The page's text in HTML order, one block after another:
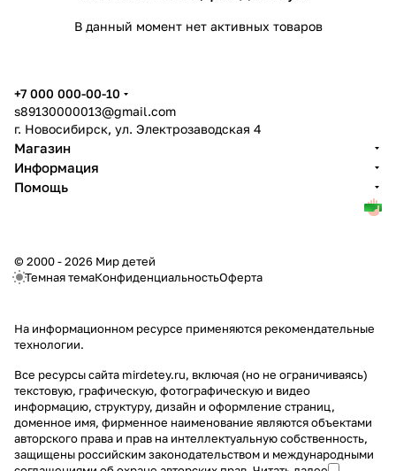
В данный момент нет активных товаров
+7 000 000-00-10
s89130000013@gmail.com
г. Новосибирск, ул. Электрозаводская 4
Магазин
Информация
Помощь
© 2000 - 2026 Мир детей
Темная темаКонфиденциальностьОферта
На информационном ресурсе применяются рекомендательные
технологии.
Все ресурсы сайта mirdetey.ru, включая (но не ограничиваясь)
текстовую, графическую, фотографическую и видео
информацию, структуру, дизайн и оформление страниц,
доменное имя, фирменное наименование являются объектами
авторского права и прав на интеллектуальную собственность,
защищены российским законодательством и международными